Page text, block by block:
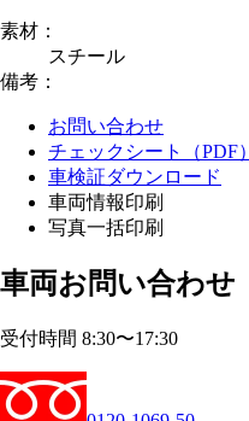
素材：
スチール
備考：
お問い合わせ
チェックシート（PDF）
車検証ダウンロード
車両情報印刷
写真一括印刷
車両お問い合わせ
受付時間 8:30〜17:30